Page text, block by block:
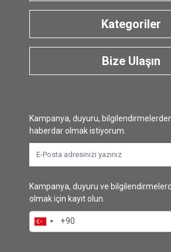
Kategoriler
Bize Ulaşın
Kampanya, duyuru,
haberdar olmak istiyorum.
Kampanya, duyuru ve
olmak için kayıt olun.